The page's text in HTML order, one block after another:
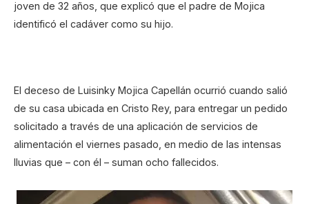
joven de 32 años, que explicó que el padre de Mojica
identificó el cadáver como su hijo.
El deceso de Luisinky Mojica Capellán ocurrió cuando salió
de su casa ubicada en Cristo Rey, para entregar un pedido
solicitado a través de una aplicación de servicios de
alimentación el viernes pasado, en medio de las intensas
lluvias que – con él – suman ocho fallecidos.